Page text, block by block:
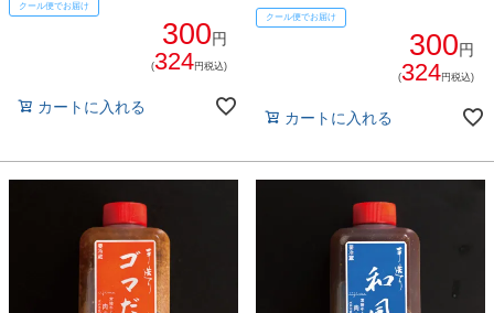
クール便でお届け
300円
(324円税込)
カートに入れる
クール便でお届け
300円
(324円税込)
カートに入れる